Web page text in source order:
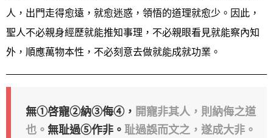
人，出門走得愈遠，就愈迷惑，領悟的道理就愈少。因此，
聖人不必親身經歷就能推知事理，不必親眼看見就能察內知
外，順應萬物本性，不必刻意去做就能成就功業。
無①啓寵②納③侮④， 開寵非其人，則納侮之道
也。 無耻過⑤作非。 耻過誤而文之，遂成大非。